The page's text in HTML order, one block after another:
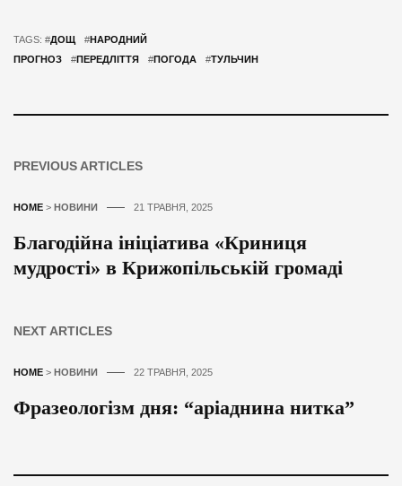
TAGS: #ДОЩ #НАРОДНИЙ
ПРОГНОЗ
#ПЕРЕДЛІТТЯ #ПОГОДА #ТУЛЬЧИН
PREVIOUS ARTICLES
HOME > НОВИНИ 21 ТРАВНЯ, 2025
Благодійна ініціатива «Криниця
мудрості» в Крижопільській громаді
NEXT ARTICLES
HOME > НОВИНИ 22 ТРАВНЯ, 2025
Фразеологізм дня: “аріаднина нитка”